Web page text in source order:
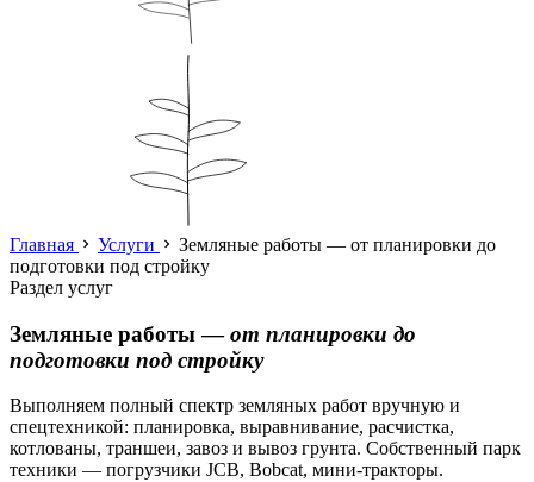
Главная Услуги
Земляные работы — от планировки до
подготовки под стройку
Раздел услуг
Земляные работы —от планировки до
подготовки под стройку
Выполняем полный спектр земляных работ вручную и
спецтехникой: планировка, выравнивание, расчистка,
котлованы, траншеи, завоз и вывоз грунта. Собственный парк
техники — погрузчики JCB, Bobcat, мини-тракторы.